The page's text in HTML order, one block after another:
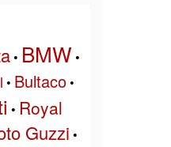
• BMW •
• Bultaco•
• Royal
Guzzi •